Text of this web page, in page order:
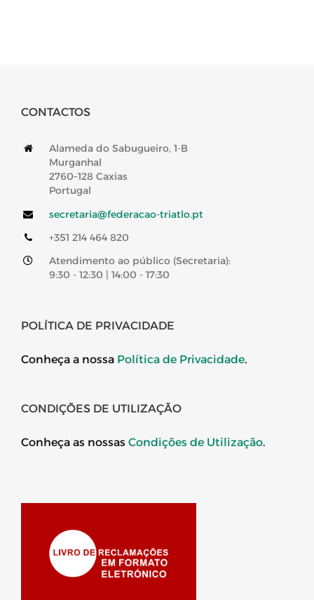
CONTACTOS
Alameda do Sabugueiro, 1-B
Murganhal
2760–128 Caxias
Portugal
secretaria@federacao-triatlo.pt
+351 214 464 820
Atendimento ao público (Secretaria):
9:30 - 12:30 | 14:00 - 17:30
POLÍTICA DE PRIVACIDADE
Conheça a nossa Política de Privacidade.
CONDIÇÕES DE UTILIZAÇÃO
Conheça as nossas Condições de Utilização.